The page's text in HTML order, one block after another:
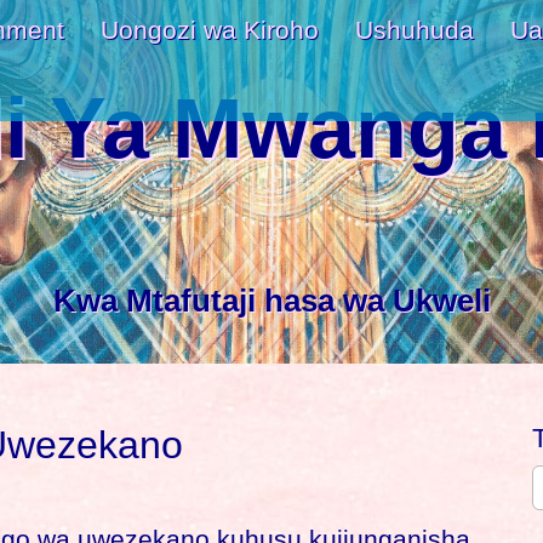
Uongozi wa Kiroho Ushuhuda
Ya Mwanga
Kwa Mtafutaji hasa wa Ukweli
e